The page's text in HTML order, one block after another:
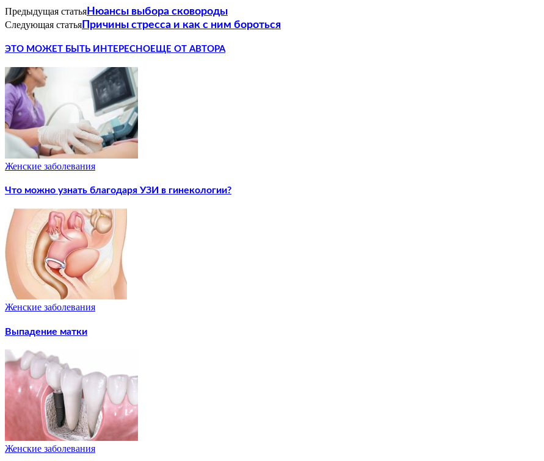
Предыдущая статьяНюансы выбора сковороды
Следующая статья Причины стресса и как с ним бороться
ЭТО МОЖЕТ БЫТЬ ИНТЕРЕСНО ЕЩЕ ОТ АВТОРА
Женские заболевания
Что можно узнать благодаря УЗИ в гинекологии?
Женские заболевания
Выпадение матки
Женские заболевания